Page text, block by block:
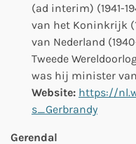
(ad interim) (1941-
van het Koninkrijk
van Nederland
Tweede
was hij minister
Website: https://
s_Gerbrandy
Gerendal